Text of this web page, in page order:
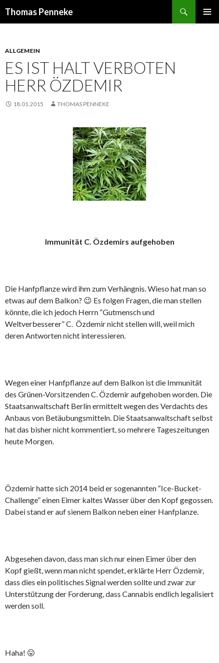
Thomas Penneke
ALLGEMEIN
ES IST HALT VERBOTEN
HERR ÖZDEMIR
18.01.2015 THOMAS PENNEKE
Immunität C. Özdemirs aufgehoben
Die Hanfpflanze wird ihm zum Verhängnis. Wieso hat man so
etwas auf dem Balkon? 😉 Es folgen Fragen, die man stellen
könnte, die ich jedoch Herrn “Gutmensch und
Weltverbesserer” C. Özdemir nicht stellen will, weil mich
deren Antworten nicht interessieren.
Wegen einer Hanfpflanze auf dem Balkon ist die Immunität
des Grünen-Vorsitzenden C. Özdemir aufgehoben worden. Die
Staatsanwaltschaft Berlin ermittelt wegen des Verdachts des
Anbaus von Betäubungsmitteln. Die Staatsanwaltschaft selbst
hat das bisher nicht kommentiert, so mehrere Tageszeitungen
heute Morgen.
Özdemir hatte sich 2014 beid er sogenannten “Ice-Bucket-
Challenge” einen Eimer kaltes Wasser über den Kopf gegossen.
Dabei stand er auf sienem Balkon neben einer Hanfplanze.
Abgesehen davon, dass man sich nur einen Eimer über den
Kopf gießt, wenn man nicht spendet, erklärte Herr Özdemir,
dass dies ein politisches Signal werden sollte und zwar zur
Unterstützung der Forderung, dass Cannabis endlich legalisiert
werden soll.
Haha! 😛